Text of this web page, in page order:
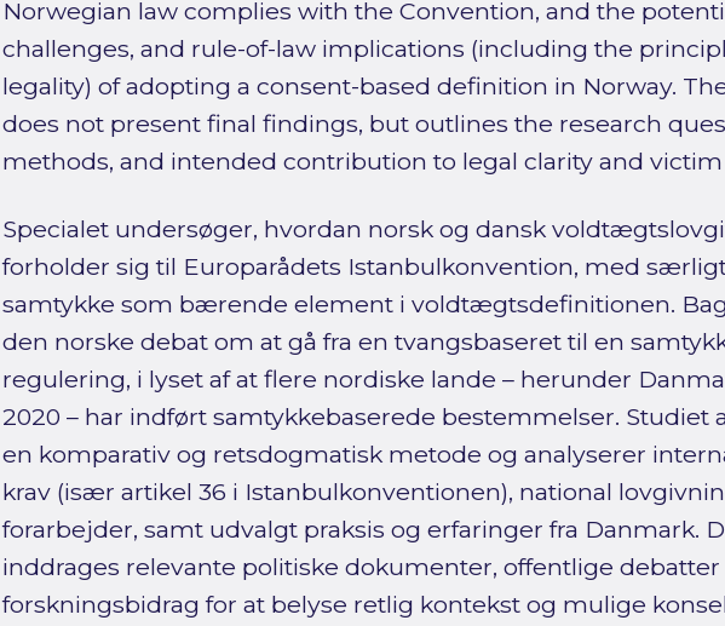
Norwegian law complies with the Convention, and the
challenges, and rule-of-law implications (including the
legality) of adopting a consent-based definition in Norway.
does not present final findings, but outlines the research
methods, and intended contribution to legal clarity and
Specialet undersøger, hvordan norsk og dansk
forholder sig til Europarådets Istanbulkonvention, med
samtykke som bærende element i voldtægtsdefinitionen.
den norske debat om at gå fra en tvangsbaseret til en
regulering, i lyset af at flere nordiske lande – herunder
2020 – har indført samtykkebaserede bestemmelser. Studiet
en komparativ og retsdogmatisk metode og analyserer
krav (især artikel 36 i Istanbulkonventionen), national
forarbejder, samt udvalgt praksis og erfaringer fra Danmark.
inddrages relevante politiske dokumenter, offentlige debatter
forskningsbidrag for at belyse retlig kontekst og mulige